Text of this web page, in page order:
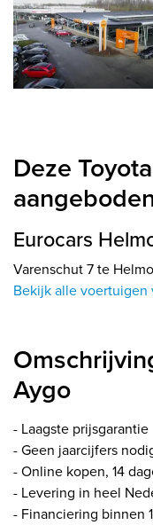
Deze
Eurocars
Varenschut 7 te
Bekijk alle voertuigen
Aygo
- Laagste prijsgarantie
- Geen jaarcijfers
- Online kopen, 14
- Levering in heel
- Financiering binnen